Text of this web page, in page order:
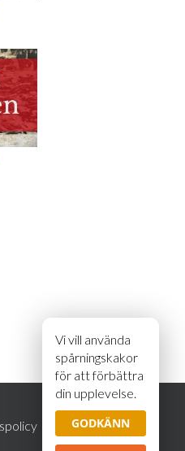
Vi vill använda
spårningskakor
för att förbättra
din upplevelse.
GODKÄNN